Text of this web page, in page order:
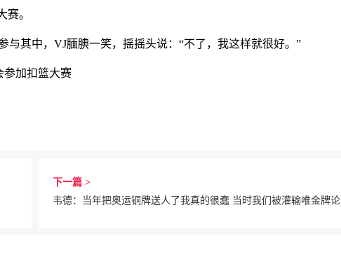
。
其中，VJ腼腆一笑，摇摇头说：“不了，我这样就很好。”
参加扣篮大赛
下一篇 >
韦德：当年把奥运铜牌送人了我真的很蠢 当时我们被灌输唯金牌论